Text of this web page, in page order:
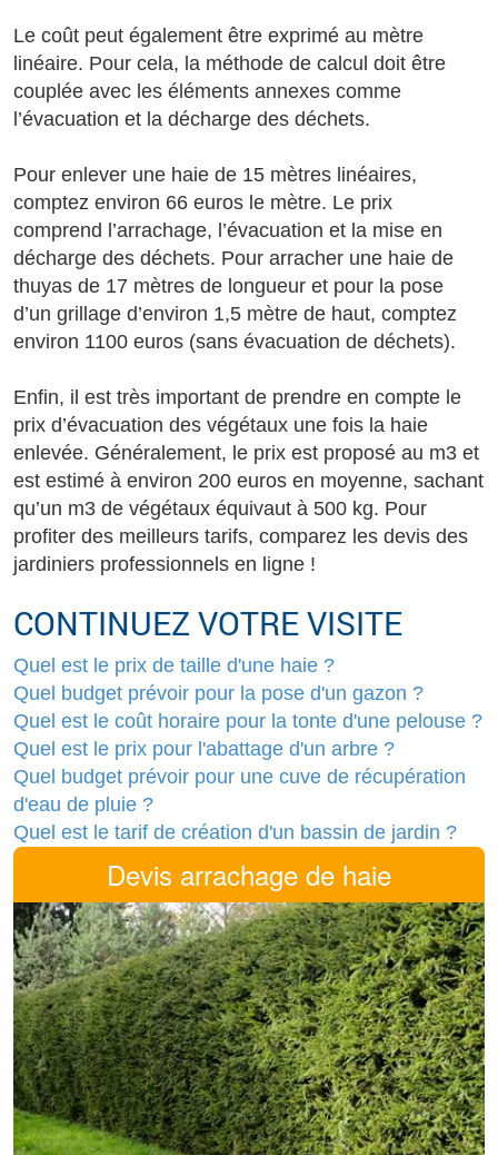
Le coût peut également être exprimé au mètre
linéaire. Pour cela, la méthode de calcul doit être
couplée avec les éléments annexes comme
l’évacuation et la décharge des déchets.
Pour enlever une haie de 15 mètres linéaires,
comptez environ 66 euros le mètre. Le prix
comprend l’arrachage, l’évacuation et la mise en
décharge des déchets. Pour arracher une haie de
thuyas de 17 mètres de longueur et pour la pose
d’un grillage d’environ 1,5 mètre de haut, comptez
environ 1100 euros (sans évacuation de déchets).
Enfin, il est très important de prendre en compte le
prix d’évacuation des végétaux une fois la haie
enlevée. Généralement, le prix est proposé au m3 et
est estimé à environ 200 euros en moyenne, sachant
qu’un m3 de végétaux équivaut à 500 kg. Pour
profiter des meilleurs tarifs, comparez les devis des
jardiniers professionnels en ligne !
CONTINUEZ VOTRE VISITE
Quel est le prix de taille d'une haie ?
Quel budget prévoir pour la pose d'un gazon ?
Quel est le coût horaire pour la tonte d'une pelouse ?
Quel est le prix pour l'abattage d'un arbre ?
Quel budget prévoir pour une cuve de récupération
d'eau de pluie ?
Quel est le tarif de création d'un bassin de jardin ?
Devis arrachage de haie